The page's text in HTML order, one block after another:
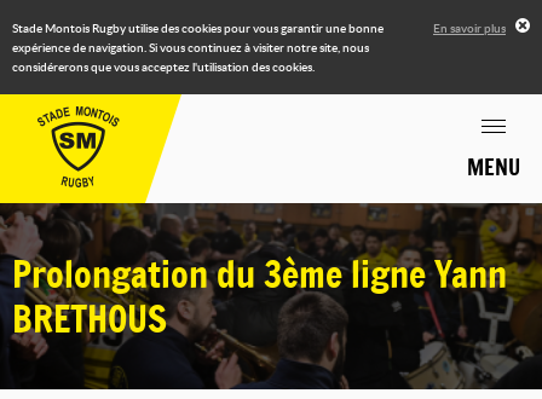
Stade Montois Rugby utilise des cookies pour vous garantir une bonne
expérience de navigation. Si vous continuez à visiter notre site, nous
considérerons que vous acceptez l'utilisation des cookies.
En savoir plus
MENU
Prolongation du 3ème ligne Yann
BRETHOUS